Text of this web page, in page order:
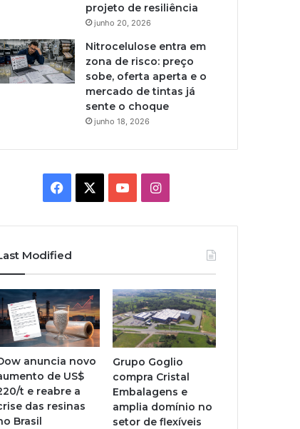
projeto de resiliência
junho 20, 2026
Nitrocelulose entra em
zona de risco: preço
sobe, oferta aperta e o
mercado de tintas já
sente o choque
junho 18, 2026
Facebook YouTubeInstagram
Modified
anuncia novo
de US$
t e reabre a
das resinas
Brasil
Grupo Goglio
compra Cristal
Embalagens e
amplia domínio no
setor de flexíveis